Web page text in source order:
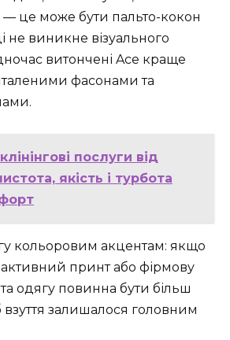
— це може бути пальто-кокон
не виникне візуального
витончені Ace краще
фасонами та
послуги від
якість і турбота
кольоровим акцентам: якщо
принт або фірмову
одягу повинна бути більш
залишалося головним